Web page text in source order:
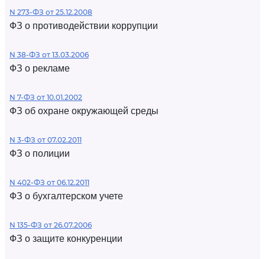
N 273-ФЗ от 25.12.2008
ФЗ о противодействии коррупции
N 38-ФЗ от 13.03.2006
ФЗ о рекламе
N 7-ФЗ от 10.01.2002
ФЗ об охране окружающей среды
N 3-ФЗ от 07.02.2011
ФЗ о полиции
N 402-ФЗ от 06.12.2011
ФЗ о бухгалтерском учете
N 135-ФЗ от 26.07.2006
ФЗ о защите конкуренции